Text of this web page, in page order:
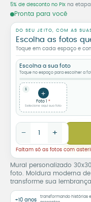
5% de desconto no Pix na
Pronta para você
Mural personalizado
foto. Moldura moderna
transforme sua
DO SEU JEITO, COM AS
Escolha as fotos
Toque em cada espaço e
Escolha a sua foto
Toque no espaço para escolher a
1 +
Foto 1
Selecione aqui sua foto
Mural Personalizado
− +
Faltam só as fotos com
+10 anos
transformando histórias